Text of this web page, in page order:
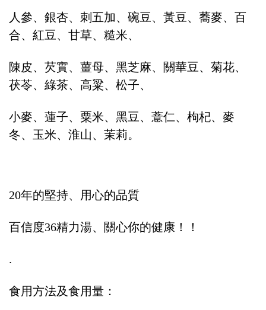
人參、銀杏、刺五加、碗豆、黃豆、蕎麥、百
合、紅豆、甘草、糙米、
陳皮、芡實、薑母、黑芝麻、關華豆、菊花、
茯苓、綠茶、高粱、松子、
小麥、蓮子、粟米、黑豆、薏仁、枸杞、麥
冬、玉米、淮山、茉莉。
20年的堅持、用心的品質
百信度36精力湯、關心你的健康！！
.
食用方法及食用量：